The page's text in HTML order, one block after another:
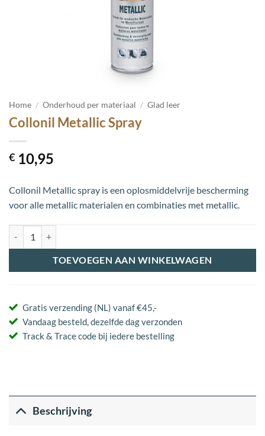
Home / Onderhoud per materiaal / Glad leer
Collonil Metallic Spray
€ 10,95
Collonil Metallic spray is een oplosmiddelvrije bescherming
voor alle metallic materialen en combinaties met metallic.
TOEVOEGEN AAN WINKELWAGEN
Gratis verzending (NL) vanaf €45,-
Vandaag besteld, dezelfde dag verzonden
Track & Trace code bij iedere bestelling
Beschrijving